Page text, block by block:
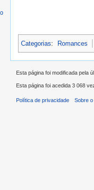
Categorias: Romances
Esta página foi modificada pela
Esta página foi acedida 3 068
Política de privacidade Sobre o